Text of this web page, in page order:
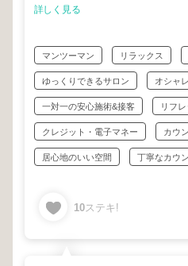
詳しく見る
マンツーマン リラックス
ゆっくりできるサロン オシャレ
一対一の安心施術&接客 リフレ
クレジット・電子マネー カウ
居心地のいい空間 丁寧なカウ
10ステキ!